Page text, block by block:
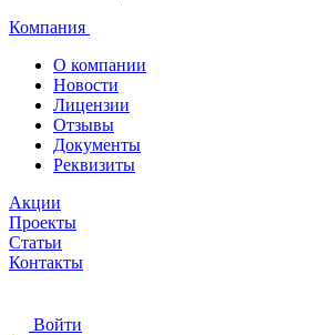
Компания
О компании
Новости
Лицензии
Отзывы
Документы
Реквизиты
Акции
Проекты
Статьи
Контакты
Войти